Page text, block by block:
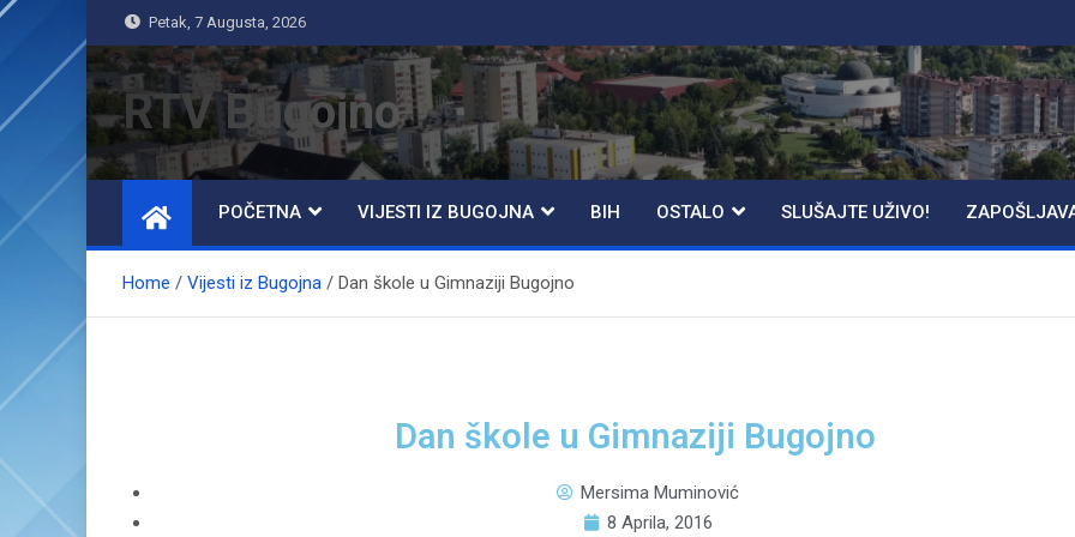
Petak, 7 Augusta, 2026
RTV Bugojno
POČETNA VIJESTI IZ BUGOJNA BIH OSTALO SLUŠAJTE UŽIVO!
Home Vijesti iz Bugojna Dan škole u Gimnaziji Bugojno
Dan škole u Gimnaziji Bugojno
Mersima Muminović
8 Aprila, 2016